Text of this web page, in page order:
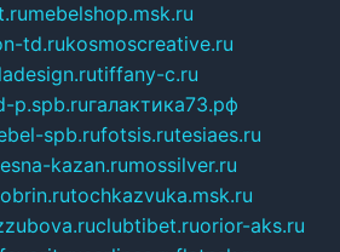
mebelshop.msk.ru
td.rukosmoscreative.ru
tiffany-c.ru
p.spb.ruгалактика73.рф
spb.rufotsis.rutesiaes.ru
kazan.rumossilver.ru
tochkazvuka.msk.ru
clubtibet.ruorior-aks.ru